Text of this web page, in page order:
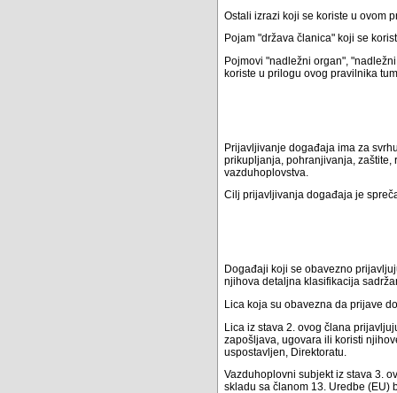
Ostali izrazi koji se koriste u ovom
Pojam "država članica" koji se
Pojmovi "nadležni organ",
koriste u prilogu ovog pravilnika
Prijavljivanje događaja ima za
prikupljanja, pohranjivanja,
vazduhoplovstva.
Cilj prijavljivanja događaja je
Događaji koji se obavezno
njihova detaljna klasifikacija
Lica koja su obavezna da prijave
Lica iz stava 2. ovog člana
zapošljava, ugovara ili koristi
uspostavljen, Direktoratu.
Vazduhoplovni subjekt iz stava 3.
skladu sa članom 13. Uredbe (EU)